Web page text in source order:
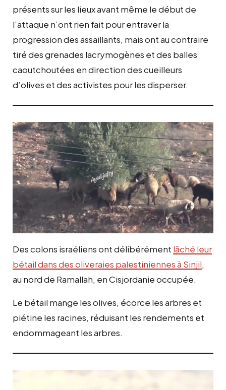
présents sur les lieux avant même le début de
l’attaque n’ont rien fait pour entraver la
progression des assaillants, mais ont au contraire
tiré des grenades lacrymogènes et des balles
caoutchoutées en direction des cueilleurs
d’olives et des activistes pour les disperser.
Des colons israéliens ont délibérément lâché leur
bétail dans des oliveraies palestiniennes à Sinjil,
au nord de Ramallah, en Cisjordanie occupée.
Le bétail mange les olives, écorce les arbres et
piétine les racines, réduisant les rendements et
endommageant les arbres.